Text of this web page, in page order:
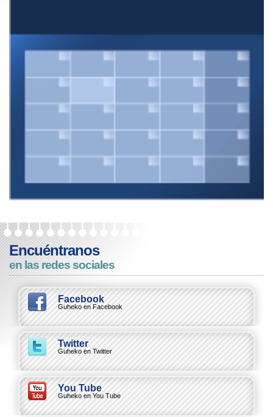
Encuéntranos
en las redes sociales
Facebook
Guheko en Facebook
Twitter
Guheko en Twitter
You Tube
Guheko en You Tube